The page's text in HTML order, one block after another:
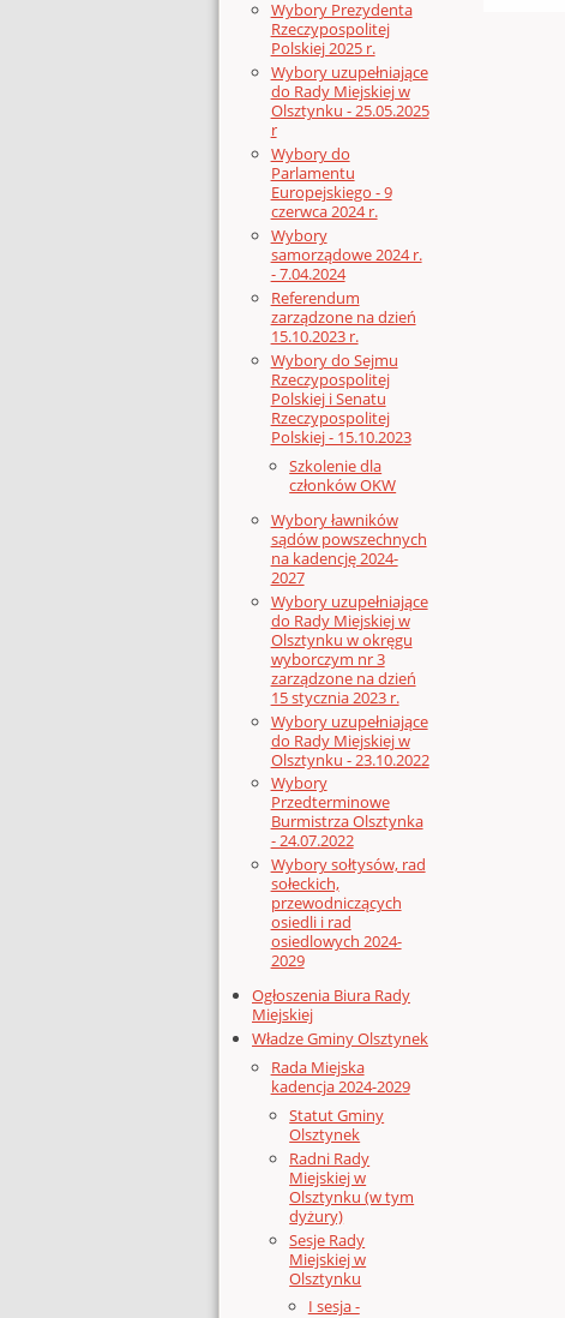
Wybory Prezydenta
Rzeczypospolitej
Polskiej 2025 r.
Wybory uzupełniające
do Rady Miejskiej w
Olsztynku - 25.05.2025
r
Wybory do
Parlamentu
Europejskiego - 9
czerwca 2024 r.
Wybory
samorządowe 2024 r.
- 7.04.2024
Referendum
zarządzone na dzień
15.10.2023 r.
Wybory do Sejmu
Rzeczypospolitej
Polskiej i Senatu
Rzeczypospolitej
Polskiej - 15.10.2023
Szkolenie dla
członków OKW
Wybory ławników
sądów powszechnych
na kadencję 2024-
2027
Wybory uzupełniające
do Rady Miejskiej w
Olsztynku w okręgu
wyborczym nr 3
zarządzone na dzień
15 stycznia 2023 r.
Wybory uzupełniające
do Rady Miejskiej w
Olsztynku - 23.10.2022
Wybory
Przedterminowe
Burmistrza Olsztynka
- 24.07.2022
Wybory sołtysów, rad
sołeckich,
przewodniczących
osiedli i rad
osiedlowych 2024-
2029
Ogłoszenia Biura Rady
Miejskiej
Władze Gminy Olsztynek
Rada Miejska
kadencja 2024-2029
Statut Gminy
Olsztynek
Radni Rady
Miejskiej w
Olsztynku (w tym
dyżury)
Sesje Rady
Miejskiej w
Olsztynku
I sesja -